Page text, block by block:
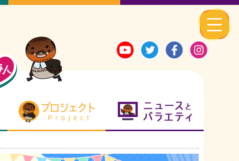
まるまる地元ネタ プロジェクト